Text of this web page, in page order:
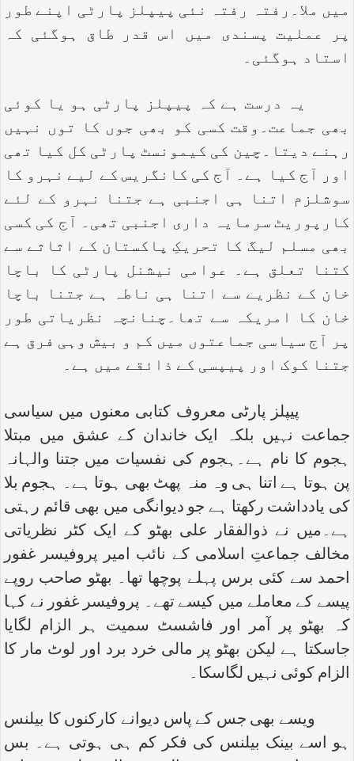
میں ملا۔رفتہ رفتہ نئی پیپلز پارٹی اپنے طور
پر عملیت پسندی میں اس قدر طاق ہوگئی کہ
استاد ہوگئی۔
یہ درست ہے کہ پیپلز پارٹی ہو یا کوئی
بھی جماعت۔وقت کسی کو بھی جوں کا توں نہیں
رہنے دیتا۔چین کی کیمونسٹ پارٹی کل کیا تھی
اور آج کیا ہے۔ آج کی کانگریس کے لیے نہرو کا
سوشلزم اتنا ہی اجنبی ہے جتنا نہرو کے لئے
کارپوریٹ سرمایہ داری اجنبی تھی۔ آج کی کسی
بھی مسلم لیگ کا تحریکِ پاکستان کے اثاثے سے
کتنا تعلق ہے۔ عوامی نیشنل پارٹی کا باچا
خان کے نظریے سے اتنا ہی ناطہ ہے جتنا باچا
خان کا امریکہ سے تھا۔چنانچہ نظریاتی طور
پر آج سیاسی جماعتوں میں کم و بیش وہی فرق ہے
جتنا کوک اور پیپسی کے ذائقے میں ہے۔
پیپلز پارٹی معروف کتابی معنوں میں سیاسی
جماعت نہیں بلکہ ایک خاندان کے عشق میں مبتلا
ہجوم کا نام ہے۔ہجوم کی نفسیات میں جتنا والہانہ
پن ہوتا ہے اتنا ہی وہ منہ پھٹ بھی ہوتا ہے۔ ہجوم بلا
کی یادداشت رکھتا ہے جو دیوانگی میں بھی قائم رہتی
ہے۔میں نے ذوالفقار علی بھٹو کے ایک کٹر نظریاتی
مخالف جماعتِ اسلامی کے نائب امیر پروفیسر غفور
احمد سے کئی برس پہلے پوچھا تھا۔ بھٹو صاحب روپے
پیسے کے معاملے میں کیسے تھے۔ پروفیسر غفور نے کہا
کہ بھٹو پر آمر اور فاشسٹ سمیت ہر الزام لگایا
جاسکتا ہے لیکن بھٹو پر مالی خرد برد اور لوٹ مار کا
الزام کوئی نہیں لگاسکا۔
ویسے بھی جس کے پاس دیوانے کارکنوں کا بیلنس
ہو اسے بینک بیلنس کی فکر کم ہی ہوتی ہے۔ بس